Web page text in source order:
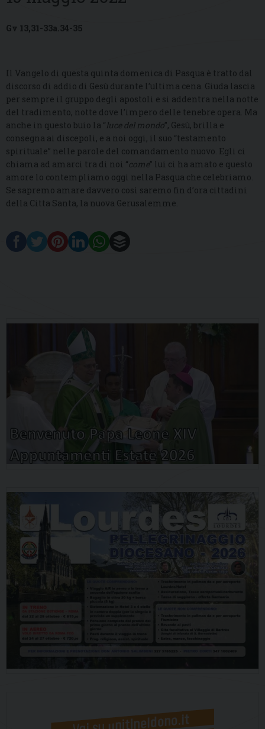
Gv 13,31-33a.34-35
Il Vangelo di questa quinta domenica di Pasqua è tratto dal
discorso di addio di Gesù durante l’ultima cena. Giuda lascia
per sempre il gruppo degli apostoli e si addentra nella notte
del tradimento, notte dove l’impero delle tenebre opera. Ma
anche in questo buio la “luce del mondo”, Gesù, brilla e
consegna ai discepoli, e a noi oggi, il suo “testamento
spirituale” nelle parole del comandamento nuovo. Egli ci
chiama ad amarci tra di noi “come” lui ci ha amato e questo
amore lo contempliamo oggi nella Pasqua che celebriamo.
Se sapremo amare davvero così saremo fin d’ora cittadini
della Citta Santa, la nuova Gerusalemme.